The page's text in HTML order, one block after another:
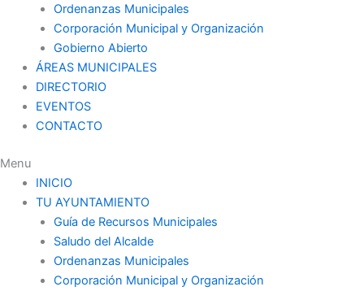
Ordenanzas Municipales
Corporación Municipal y Organización
Gobierno Abierto
ÁREAS MUNICIPALES
DIRECTORIO
EVENTOS
CONTACTO
Menu
INICIO
TU AYUNTAMIENTO
Guía de Recursos Municipales
Saludo del Alcalde
Ordenanzas Municipales
Corporación Municipal y Organización